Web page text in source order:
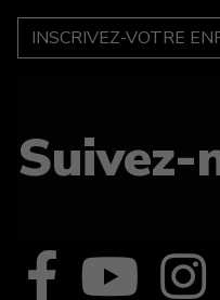
INSCRIPTION
Suivez-